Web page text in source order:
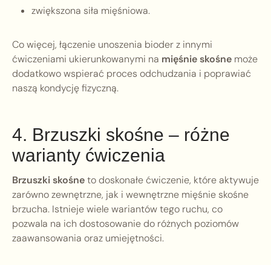
zwiększona siła mięśniowa.
Co więcej, łączenie unoszenia bioder z innymi
ćwiczeniami ukierunkowanymi na mięśnie skośne może
dodatkowo wspierać proces odchudzania i poprawiać
naszą kondycję fizyczną.
4. Brzuszki skośne – różne
warianty ćwiczenia
Brzuszki skośneto doskonałe ćwiczenie, które aktywuje
zarówno zewnętrzne, jak i wewnętrzne mięśnie skośne
brzucha. Istnieje wiele wariantów tego ruchu, co
pozwala na ich dostosowanie do różnych poziomów
zaawansowania oraz umiejętności.